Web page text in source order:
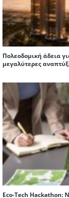
Πολεοδομική άδεια
μεγαλύτερες
Eco-Tech Hackathon: